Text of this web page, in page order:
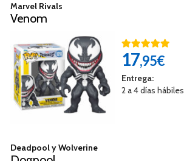
Marvel Rivals
Venom
17,95€
Entrega:
2 a 4 días hábiles
Deadpool y Wolverine